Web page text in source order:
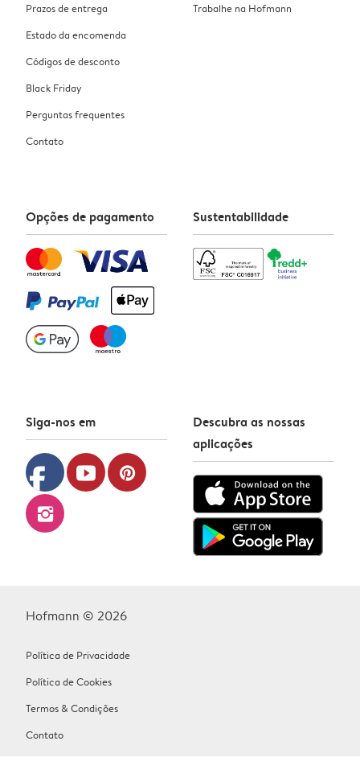
Prazos de entrega
Estado da encomenda
Códigos de desconto
Black Friday
Perguntas frequentes
Contato
Trabalhe na Hofmann
Opções de pagamento Sustentabilidade
Siga-nos em
facebook youtube pinterest
instagram
Descubra as nossas
aplicações
Hofmann © 2026
Política de Privacidade
Política de Cookies
Termos & Condições
Contato